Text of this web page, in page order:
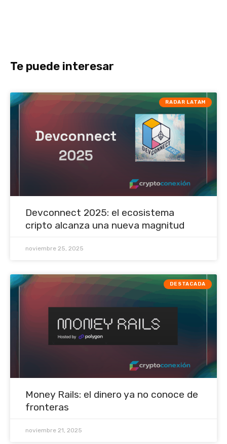
Te puede interesar
RADAR LATAM
Devconnect 2025: el ecosistema
cripto alcanza una nueva magnitud
noviembre 25, 2025
DESTACADA
Money Rails: el dinero ya no conoce de
fronteras
noviembre 21, 2025